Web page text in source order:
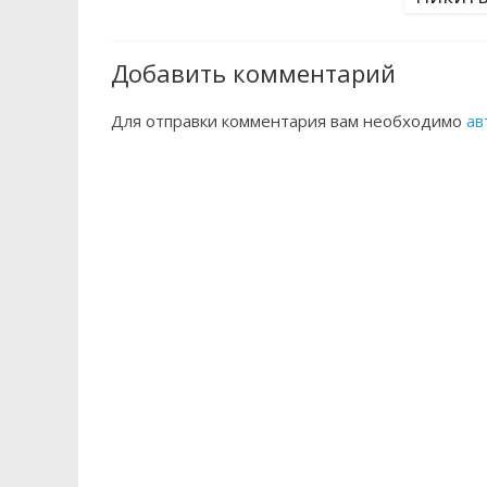
Добавить комментарий
Для отправки комментария вам необходимо